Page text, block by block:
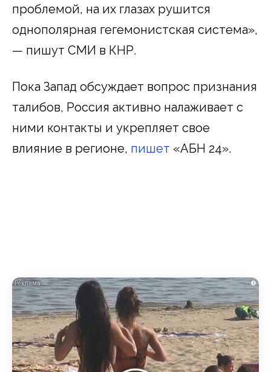
проблемой, на их глазах рушится
однополярная гегемонистская система»,
— пишут СМИ в КНР.
Пока Запад обсуждает вопрос признания
талибов, Россия активно налаживает с
ними контакты и укрепляет свое
влияние в регионе, пишет «АБН 24».
i